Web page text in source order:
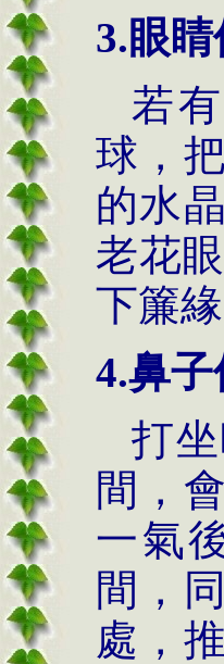
3.眼
若
球，
的水
老花
下簾
4.鼻
打
間，
一氣
間，
處，